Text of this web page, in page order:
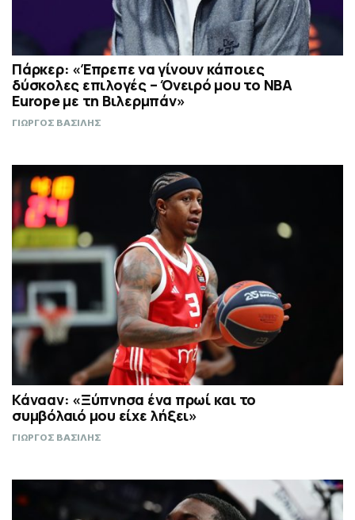
Πάρκερ: «Έπρεπε να γίνουν κάποιες
δύσκολες επιλογές – Όνειρό μου το NBA
Europe με τη Βιλερμπάν»
ΓΙΩΡΓΟΣ ΒΑΣΙΛΗΣ
Κάνααν: «Ξύπνησα ένα πρωί και το
συμβόλαιό μου είχε λήξει»
ΓΙΩΡΓΟΣ ΒΑΣΙΛΗΣ